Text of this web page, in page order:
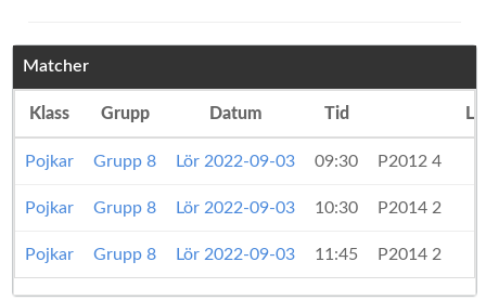
Matcher
Klass Grupp Datum Tid
Pojkar Grupp 8 Lör 2022-09-03 09:30 P2012 4
Pojkar Grupp 8 Lör 2022-09-03 10:30 P2014 2
Pojkar Grupp 8 Lör 2022-09-03 11:45 P2014 2